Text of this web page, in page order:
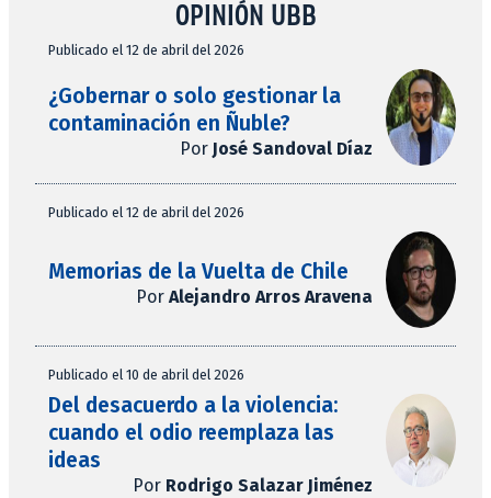
OPINIÓN UBB
Publicado el 12 de abril del 2026
¿Gobernar o solo gestionar la
contaminación en Ñuble?
Por José Sandoval Díaz
Publicado el 12 de abril del 2026
Memorias de la Vuelta de Chile
Por Alejandro Arros Aravena
Publicado el 10 de abril del 2026
Del desacuerdo a la violencia:
cuando el odio reemplaza las
ideas
Por Rodrigo Salazar Jiménez